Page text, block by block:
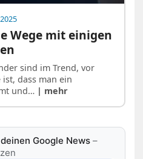
Wege mit einigen
sind im Trend, vor
dass man ein
und… | mehr
Google News –